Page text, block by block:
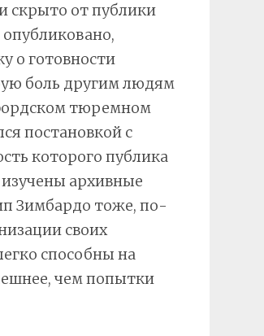
скрыто от публики
о готовности
боль другим людям
тюремном
постановкой с
которого публика
архивные
Зимбардо тоже, по-
своих
способны на
чем попытки